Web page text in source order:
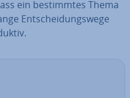
ein be­stimm­tes Thema
Ent­schei­dungs­we­ge